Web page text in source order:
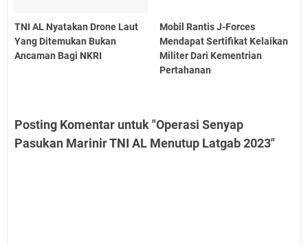
TNI AL Nyatakan Drone Laut
Yang Ditemukan Bukan
Ancaman Bagi NKRI
Mobil Rantis J-Forces
Mendapat Sertifikat Kelaikan
Militer Dari Kementrian
Pertahanan
Posting Komentar untuk "Operasi Senyap
Pasukan Marinir TNI AL Menutup Latgab 2023"